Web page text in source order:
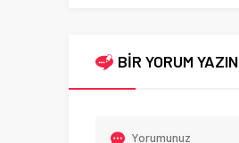
BİR YORUM YAZIN